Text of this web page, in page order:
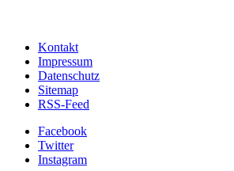
Kontakt
Impressum
Datenschutz
Sitemap
RSS-Feed
Facebook
Twitter
Instagram